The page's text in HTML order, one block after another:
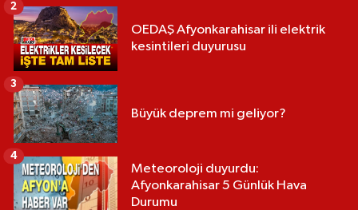
OEDAŞ Afyonkarahisar ili elektrik
kesintileri duyurusu
2
Büyük deprem mi geliyor?
3
Meteoroloji duyurdu:
Afyonkarahisar 5 Günlük Hava
Durumu
4